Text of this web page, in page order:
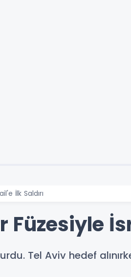
İlk Saldırı
Tel Aviv hedef